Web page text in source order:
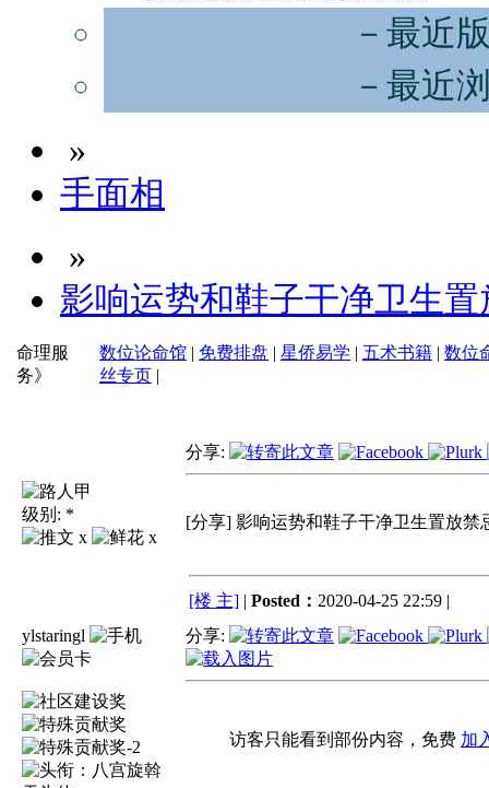
－最近
－最近
»
手面相
»
影响运势和鞋子干净卫生
命理服
务》
数位论命馆 | 免费排盘 | 星侨易学 | 五术书籍 | 数位
丝专页 |
级别: *
x
x
分享:
[分享] 影响运势和鞋子干净卫生置放禁
[楼 主] | Posted： 2020-04-25 22:59 |
ylstaringl
分享:
访客只能看到部份内容，免费 加